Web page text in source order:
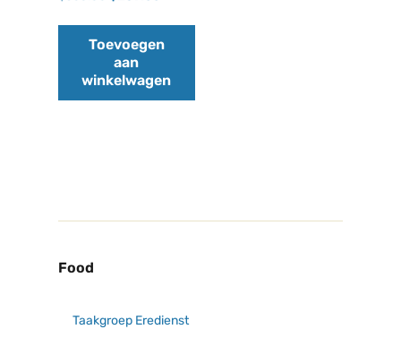
Toevoegen
aan
winkelwagen
Food
Taakgroep Eredienst